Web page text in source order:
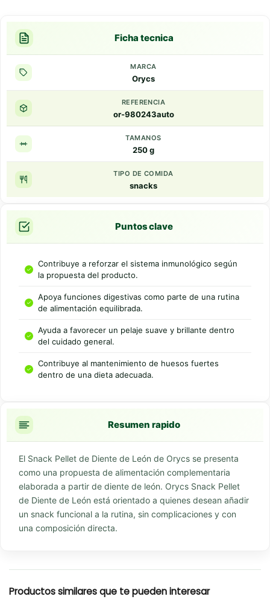
Ficha tecnica
MARCA
Orycs
REFERENCIA
or-980243auto
TAMANOS
250 g
TIPO DE COMIDA
snacks
Puntos clave
Contribuye a reforzar el sistema inmunológico según
la propuesta del producto.
Apoya funciones digestivas como parte de una rutina
de alimentación equilibrada.
Ayuda a favorecer un pelaje suave y brillante dentro
del cuidado general.
Contribuye al mantenimiento de huesos fuertes
dentro de una dieta adecuada.
Resumen rapido
El Snack Pellet de Diente de León de Orycs se presenta
como una propuesta de alimentación complementaria
elaborada a partir de diente de león. Orycs Snack Pellet
de Diente de León está orientado a quienes desean añadir
un snack funcional a la rutina, sin complicaciones y con
una composición directa.
Productos similares que te pueden interesar